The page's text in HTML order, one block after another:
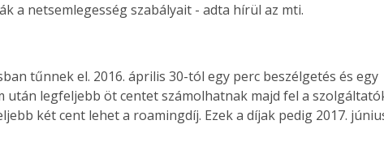
a netsemlegesség szabályait - adta hírül az mti.
tűnnek el. 2016. április 30-tól egy perc beszélgetés és egy
után legfeljebb öt centet számolhatnak majd fel a
két cent lehet a roamingdíj. Ezek a díjak pedig 2017.